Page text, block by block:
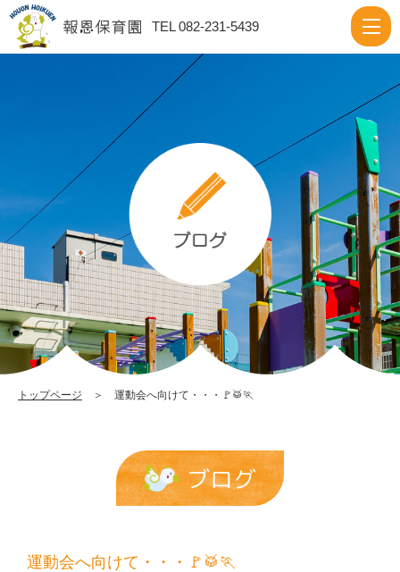
運
動
会
て・・・
🚩
🥁
🏃
|
報
恩
保
園
TEL 082-231-5439
トップページ ＞ 運動会へ向けて・・・🚩🥁🏃
ブログ
運動会へ向けて・・・🚩🥁🏃